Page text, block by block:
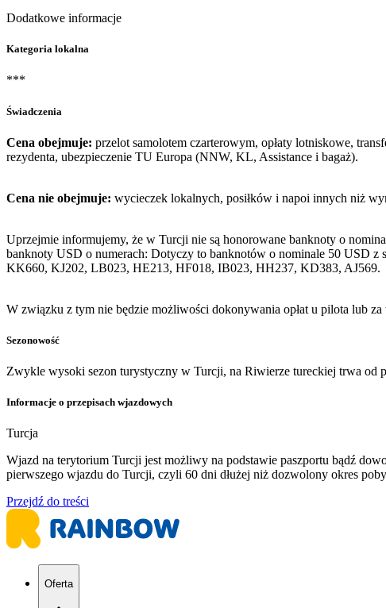
Dodatkowe informacje
Kategoria lokalna
***
Świadczenia
Cena obejmuje: przelot samolotem czarterowym, opłaty lotniskowe,
rezydenta, ubezpieczenie TU Europa (NNW, KL, Assistance i bagaż).
Cena nie obejmuje: wycieczek lokalnych, posiłków i napoi innych niż
Uprzejmie informujemy, że w Turcji nie są honorowane banknoty o
banknoty USD o numerach: Dotyczy to banknotów o nominale 50 USD
KK660, KJ202, LB023, HE213, HF018, IB023, HH237, KD383, AJ569.
W związku z tym nie będzie możliwości dokonywania opłat u pilota lub
Sezonowość
Zwykle wysoki sezon turystyczny w Turcji, na Riwierze tureckiej trwa od
Informacje o przepisach wjazdowych
Turcja
Wjazd na terytorium Turcji jest możliwy na podstawie paszportu bądź
pierwszego wjazdu do Turcji, czyli 60 dni dłużej niż dozwolony okres
Przejdź do treści
Oferta